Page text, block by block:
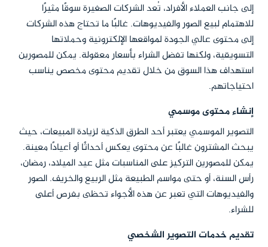
إلى جانب العملاء الأفراد، تُعد الشركات الصغيرة سوقًا مثيرًا
للاهتمام لبيع الصور والفيديوهات. غالبًا ما تحتاج هذه الشركات
إلى محتوى عالي الجودة لمواقعها الإلكترونية وحملاتها
التسويقية، ولكنها تفضل الشراء بأسعار معقولة. يمكن للمصورين
استهداف هذا السوق من خلال تقديم محتوى مخصص يناسب
احتياجاتهم.
إنشاء محتوى موسمي
التصوير الموسمي يعتبر أحد الطرق الذكية لزيادة المبيعات، حيث
يبحث المشترون غالبًا عن محتوى يعكس أحداثًا أو أعيادًا معينة.
يمكن للمصورين التركيز على المناسبات مثل عيد الميلاد، رمضان،
رأس السنة، أو حتى مواسم الطبيعة مثل الربيع والخريف. الصور
والفيديوهات التي تعبر عن هذه الأجواء تحظى بفرص أعلى
للشراء.
تقديم خدمات التصوير الشخصي